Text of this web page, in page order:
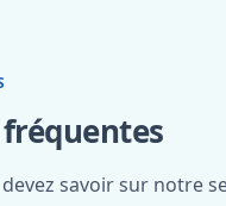
savoir sur notre